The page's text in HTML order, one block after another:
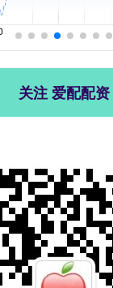
关注 爱配配资